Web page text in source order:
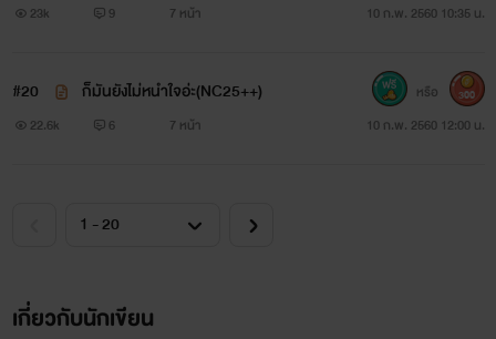
23k 9 7 หน้า 10 ก.พ. 2560 10:35 น.
#20 ก็มันยังไม่หนำใจอ่ะ(NC25++)
22.6k 6 7 หน้า 10 ก.พ. 2560 12:00 น.
หรือ 300
เกี่ยวกับนักเขียน